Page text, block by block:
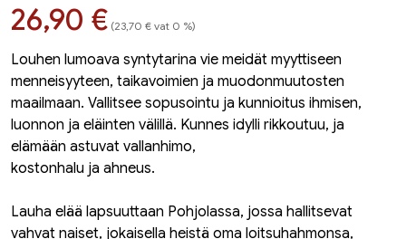
Hinta nyt
26,90 € (23,70 € vat 0 %)
Louhen lumoava syntytarina vie meidät myyttiseen
menneisyyteen, taikavoimien ja muodonmuutosten
maailmaan. Vallitsee sopusointu ja kunnioitus ihmisen,
luonnon ja eläinten välillä. Kunnes idylli rikkoutuu, ja
elämään astuvat vallanhimo,
kostonhalu ja ahneus.
Lauha elää lapsuuttaan Pohjolassa, jossa hallitsevat
vahvat naiset, jokaisella heistä oma loitsuhahmonsa,